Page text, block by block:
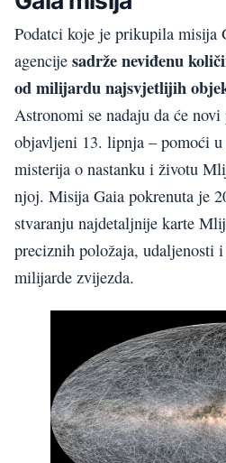
Podatci koje je prikupila misija
agencije sadrže neviđenu
od milijardu najsvjetlijih
Astronomi se nadaju da će
objavljeni 13. lipnja – pomoći
misterija o nastanku i životu
njoj. Misija Gaia pokrenuta je
stvaranju najdetaljnije karte
preciznih položaja, udaljenosti
milijarde zvijezda.